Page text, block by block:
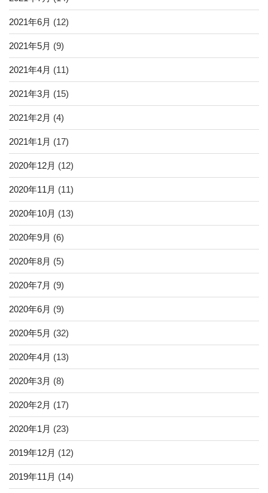
2021年6月 (12)
2021年5月 (9)
2021年4月 (11)
2021年3月 (15)
2021年2月 (4)
2021年1月 (17)
2020年12月 (12)
2020年11月 (11)
2020年10月 (13)
2020年9月 (6)
2020年8月 (5)
2020年7月 (9)
2020年6月 (9)
2020年5月 (32)
2020年4月 (13)
2020年3月 (8)
2020年2月 (17)
2020年1月 (23)
2019年12月 (12)
2019年11月 (14)